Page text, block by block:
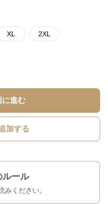
XL 2XL
に進む
加する
ルール
みください。